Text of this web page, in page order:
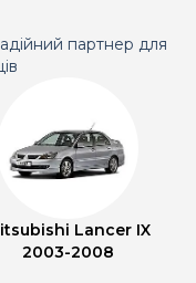
партнер для
Lancer IX
2003-2008